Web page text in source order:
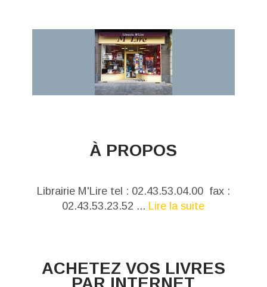
À PROPOS
Librairie M'Lire tel : 02.43.53.04.00 fax :
02.43.53.23.52 ... Lire la suite
ACHETEZ VOS LIVRES
PAR INTERNET